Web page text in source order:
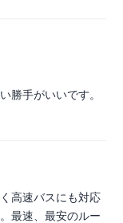
勝手がいいです。
高速バスにも対応
最速、最安のルー